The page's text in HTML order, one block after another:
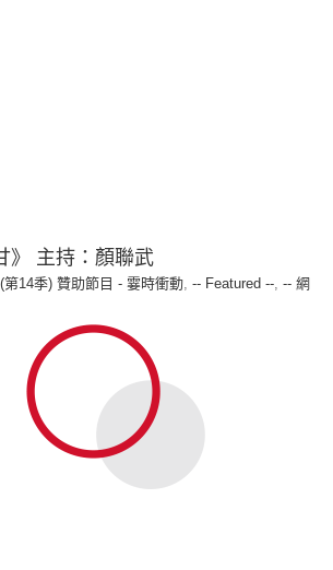
》 主持：顏聯武
(第14季) 贊助節目 - 霎時衝動, -- Featured --, -- 網